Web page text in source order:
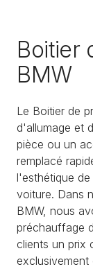
Boitier
BMW
Le Boitier de
d'allumage et
pièce ou un
remplacé
l'esthétique
voiture. Dans
BMW, nous
préchauffage
clients un prix